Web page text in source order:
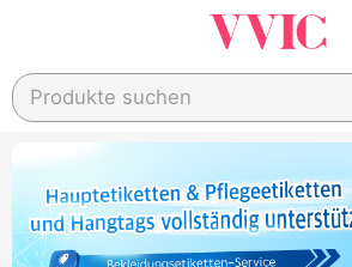
Produkte suchen